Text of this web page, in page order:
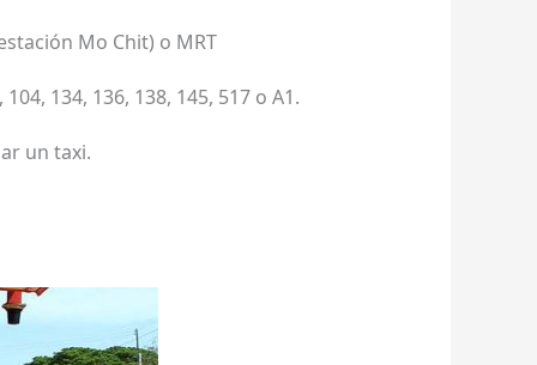
Mo Chit) o MRT
134, 136, 138, 145, 517 o A1.
un taxi.